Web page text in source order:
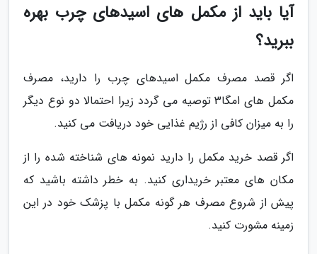
آیا باید از مکمل های اسیدهای چرب بهره
ببرید؟
اگر قصد مصرف مکمل اسیدهای چرب را دارید، مصرف
مکمل های امگا3 توصیه می گردد زیرا احتمالا دو نوع دیگر
را به میزان کافی از رژیم غذایی خود دریافت می کنید.
اگر قصد خرید مکمل را دارید نمونه های شناخته شده را از
مکان های معتبر خریداری کنید. به خطر داشته باشید که
پیش از شروع مصرف هر گونه مکمل با پزشک خود در این
زمینه مشورت کنید.